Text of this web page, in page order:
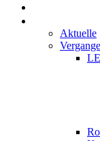
Aktuelle